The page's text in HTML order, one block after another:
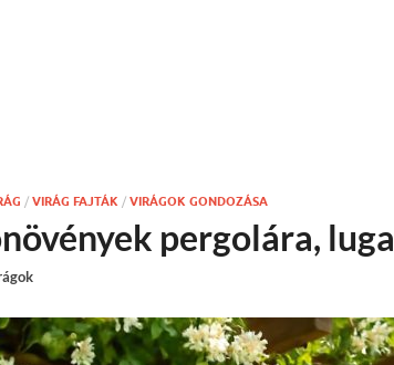
/ VIRÁG FAJTÁK / VIRÁGOK GONDOZÁSA
pergolára,